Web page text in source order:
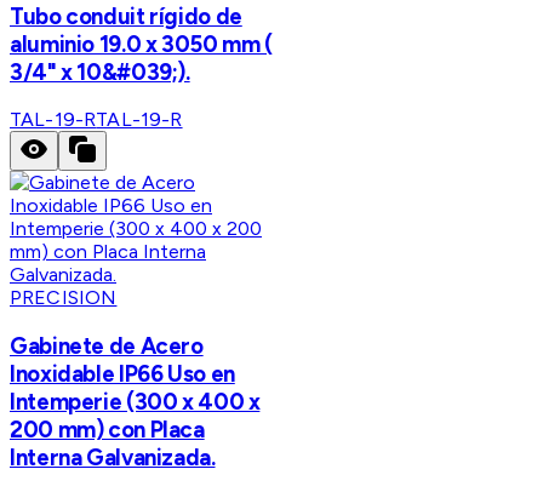
Tubo conduit rígido de
aluminio 19.0 x 3050 mm (
3/4" x 10&#039;).
TAL-19-RTAL-19-R
PRECISION
Gabinete de Acero
Inoxidable IP66 Uso en
Intemperie (300 x 400 x
200 mm) con Placa
Interna Galvanizada.